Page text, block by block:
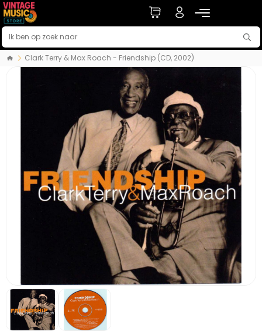
Clark Terry & Max Roach - Friendship (CD, 2002)